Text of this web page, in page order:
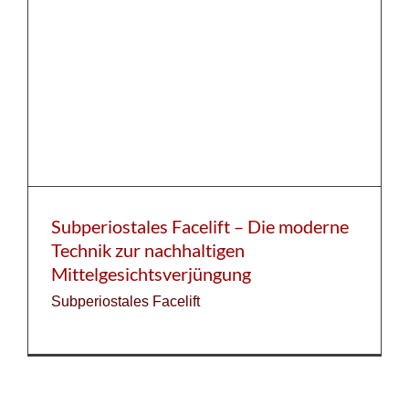
Subperiostales Facelift – Die moderne
Technik zur nachhaltigen
Mittelgesichtsverjüngung
Subperiostales Facelift